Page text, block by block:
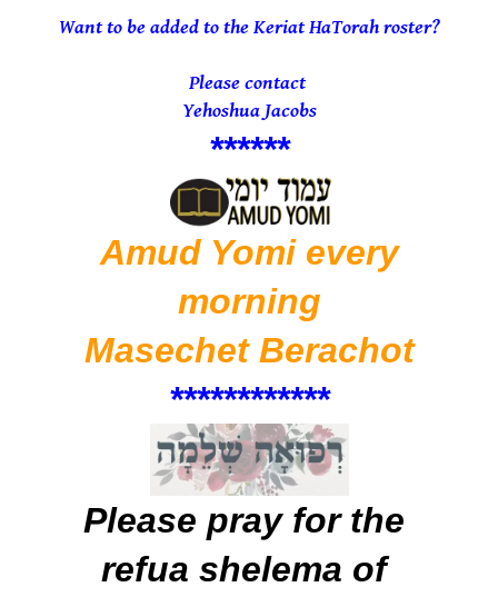
Want to be added to the Keriat HaTorah roster?
Please contact
Yehoshua Jacobs
******
Amud Yomi every
morning
Masechet Berachot
************
Please pray for the
refua shelema of